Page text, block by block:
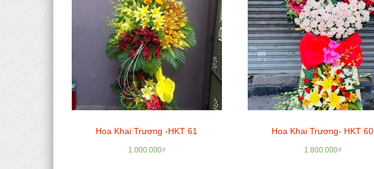
Hoa Khai Trương -HKT 61
1.000.000₫
Hoa Khai Trương- HKT 60
1.800.000₫